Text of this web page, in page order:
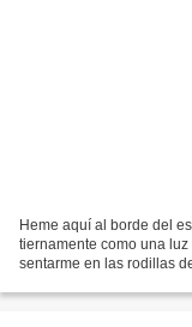
Heme aquí al borde del
tiernamente como una
sentarme en las rodillas